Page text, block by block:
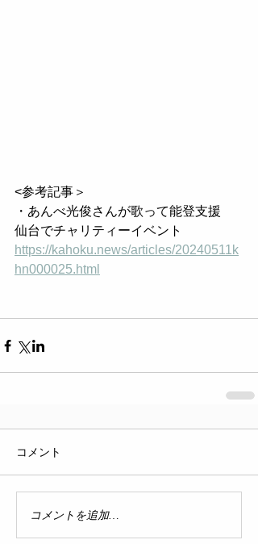
<参考記事＞
・あんべ光俊さんが歌って能登支援
仙台でチャリティーイベント
https://kahoku.news/articles/20240511k
hn000025.html
コメント
コメントを追加…